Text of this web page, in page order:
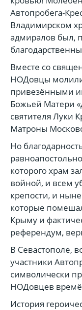
Автопробега-
Владимирском
адмиралов был,
Вместе со
НОДовцы
привезёнными
Божьей Матери
святителя Луки
Матроны
Но
которого храм
войной, и всем
крепости, и
которые
Крыму и
референдум,
В Севастополе,
участники
символически
НОДовцев
История